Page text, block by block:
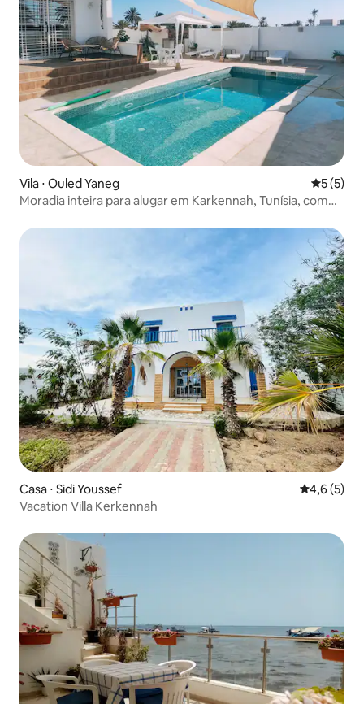
Vila ⋅ Ouled Yaneg 5 de
5 (5)
Moradia inteira para alugar em Karkennah, Tunísia, com
Casa ⋅ Sidi Youssef 4,6 de
4,6 (5)
Vacation Villa Kerkennah